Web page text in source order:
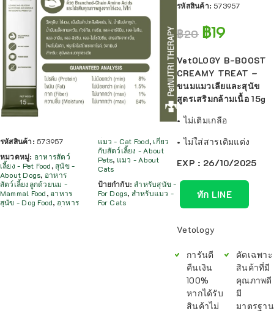
รหัสสินค้า: 573957
หมวดหมู่: อาหารสัตว์
เลี้ยง - Pet Food,สุนัข -
About Dogs, อาหาร
สัตว์เลี้ยงลูกด้วยนม -
Mammal Food, อาหาร
สุนัข - Dog Food, อาหาร
แมว - Cat Food, เกี่ยว
กับสัตว์เลี้ยง - About
Pets, แมว - About
Cats
ป้ายกำกับ:สำหรับสุนัข -
For Dogs, สำหรับแมว -
For Cats
รหัสสินค้า: 573957
฿20 ฿19
VetOLOGY B-BOOST
CREAMY TREAT –
ขนมแมวเลียและสุนัข
สูตรเสริมกล้ามเนื้อ 15g
• ไม่เติมเกลือ
• ไม่ใส่สารเติมแต่ง
EXP : 26/10/2025
ทัก LINE
Vetology
การันตี
คืนเงิน
100%
หากได้รับ
สินค้าไม่
คัดเฉพาะ
สินค้าที่มี
คุณภาพดี
มี
มาตรฐาน